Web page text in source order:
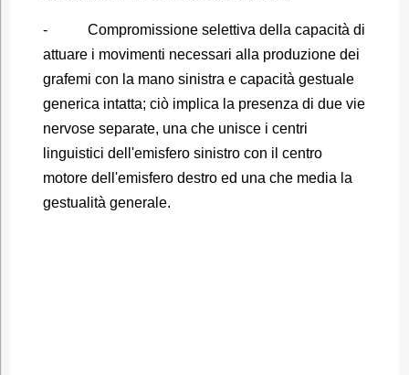
- Compromissione selettiva della capacità di
attuare i movimenti necessari alla produzione dei
grafemi con la mano sinistra e capacità gestuale
generica intatta; ciò implica la presenza di due vie
nervose separate, una che unisce i centri
linguistici dell'emisfero sinistro con il centro
motore dell'emisfero destro ed una che media la
gestualità generale.